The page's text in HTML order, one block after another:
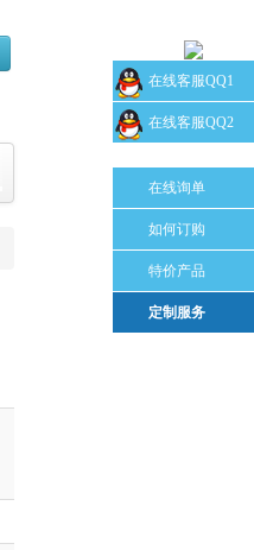
在线客服QQ1
在线客服QQ2
在线询单
如何订购
特价产品
定制服务